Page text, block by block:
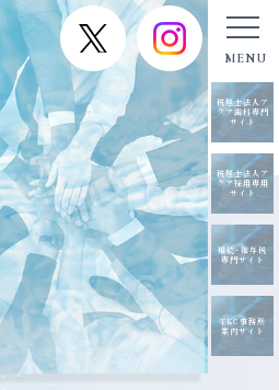
税理士法人ア
クア歯科専門
サイト
税理士法人ア
クア採用専用
サイト
相続･贈与税
専門サイト
TKC事務所
案内サイト